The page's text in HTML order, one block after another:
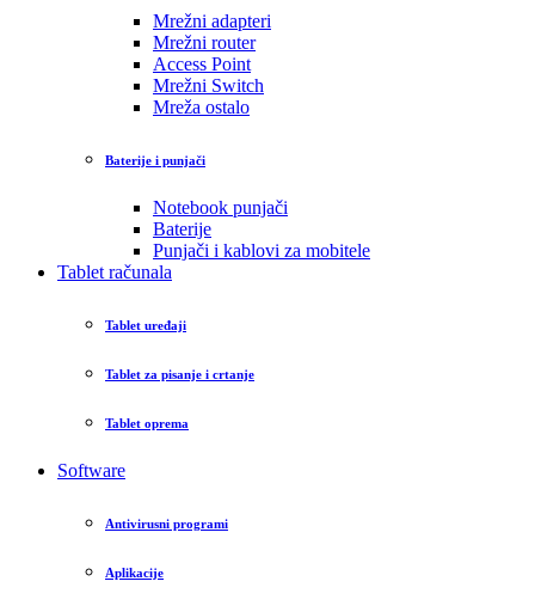
Mrežni adapteri
Mrežni router
Access Point
Mrežni Switch
Mreža ostalo
Baterije i punjači
Notebook punjači
Baterije
Punjači i kablovi za mobitele
Tablet računala
Tablet uređaji
Tablet za pisanje i crtanje
Tablet oprema
Software
Antivirusni programi
Aplikacije